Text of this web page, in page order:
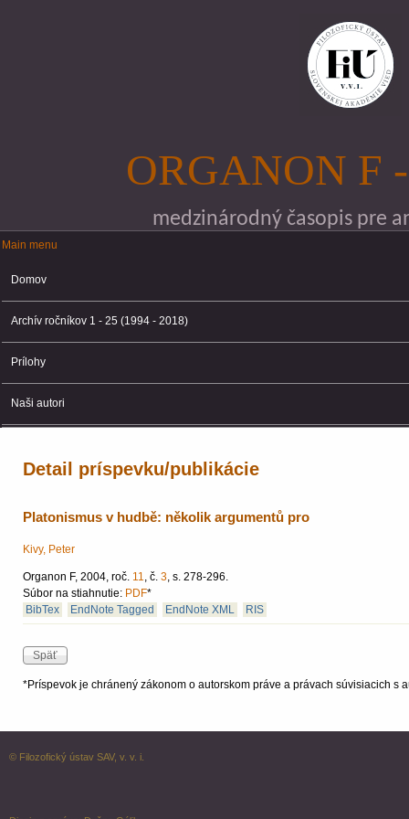
ORGANON F
medzinárodný časopis pre
Main menu
Main menu
Domov
Archív ročníkov 1 - 25 (1994 - 2018)
Prílohy
Naši autori
Detail príspevku/publikácie
Platonismus v hudbě: několik argumentů pro
Kivy, Peter
Organon F, 2004, roč. 11, č. 3, s. 278-296.
Súbor na stiahnutie: PDF*
BibTex
EndNote Tagged EndNote XML RIS
*Príspevok je chránený zákonom o autorskom práve a právach súvisiacich s
© Filozofický ústav SAV, v. v. i.